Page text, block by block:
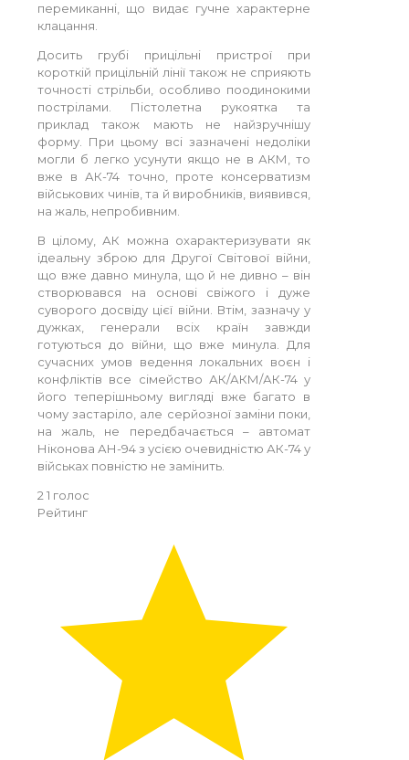
перемиканні, що видає гучне характерне
клацання.
Досить грубі прицільні пристрої при
короткій прицільній лінії також не сприяють
точності стрільби, особливо поодинокими
пострілами. Пістолетна рукоятка та
приклад також мають не найзручнішу
форму. При цьому всі зазначені недоліки
могли б легко усунути якщо не в АКМ, то
вже в АК-74 точно, проте консерватизм
військових чинів, та й виробників, виявився,
на жаль, непробивним.
В цілому, АК можна охарактеризувати як
ідеальну зброю для Другої Світової війни,
що вже давно минула, що й не дивно – він
створювався на основі свіжого і дуже
суворого досвіду цієї війни. Втім, зазначу у
дужках, генерали всіх країн завжди
готуються до війни, що вже минула. Для
сучасних умов ведення локальних воєн і
конфліктів все сімейство АК/АКМ/АК-74 у
його теперішньому вигляді вже багато в
чому застаріло, але серйозної заміни поки,
на жаль, не передбачається – автомат
Ніконова АН-94 з усією очевидністю АК-74 у
військах повністю не замінить.
2 1 голос
Рейтинг